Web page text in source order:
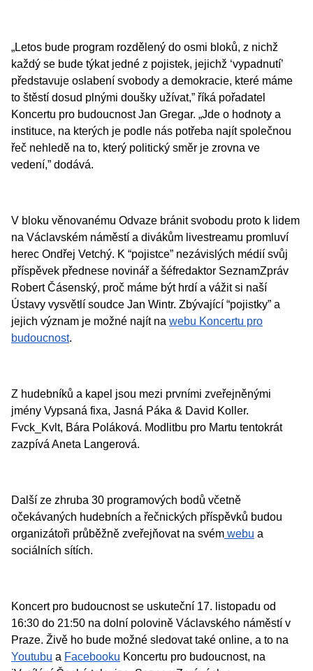
„Letos bude program rozdělený do osmi bloků, z nichž
každý se bude týkat jedné z pojistek, jejichž ‘vypadnutí’
představuje oslabení svobody a demokracie, které máme
to štěstí dosud plnými doušky užívat,” říká pořadatel
Koncertu pro budoucnost Jan Gregar. „Jde o hodnoty a
instituce, na kterých je podle nás potřeba najít společnou
řeč nehledě na to, který politický směr je zrovna ve
vedení,” dodává.
V bloku věnovanému Odvaze bránit svobodu proto k lidem
na Václavském náměstí a divákům livestreamu promluví
herec Ondřej Vetchý. K “pojistce” nezávislých médií svůj
příspěvek přednese novinář a šéfredaktor SeznamZpráv
Robert Čásenský, proč máme být hrdí a vážit si naší
Ústavy vysvětlí soudce Jan Wintr. Zbývající “pojistky” a
jejich význam je možné najít na webu Koncertu pro
budoucnost.
Z hudebníků a kapel jsou mezi prvními zveřejněnými
jmény Vypsaná fixa, Jasná Páka & David Koller.
Fvck_Kvlt, Bára Poláková. Modlitbu pro Martu tentokrát
zazpívá Aneta Langerová.
Další ze zhruba 30 programových bodů včetně
očekávaných hudebních a řečnických příspěvků budou
organizátoři průběžně zveřejňovat na svém webu a
sociálních sítích.
Koncert pro budoucnost se uskuteční 17. listopadu od
16:30 do 21:50 na dolní polovině Václavského náměstí v
Praze. Živě ho bude možné sledovat také online, a to na
Youtubu a Facebooku Koncertu pro budoucnost, na